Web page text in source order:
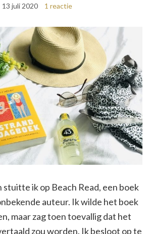
13 juli 2020 1 reactie
stuitte ik op Beach Read, een boek
auteur. Ik wilde het boek
maar zag toen toevallig dat het
zou worden. Ik besloot op te